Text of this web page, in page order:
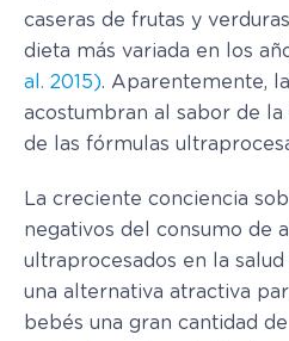
caseras de frutas y
dieta más variada en los
al. 2015). Aparentemente,
acostumbran al sabor de
de las fórmulas
La creciente conciencia
negativos del consumo de
ultraprocesados ​​en la
una alternativa atractiva
bebés una gran cantidad